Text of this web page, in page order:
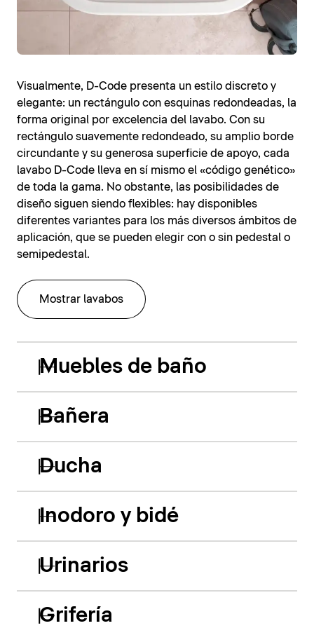
Visualmente, D-Code presenta un estilo discreto y
elegante: un rectángulo con esquinas redondeadas, la
forma original por excelencia del lavabo. Con su
rectángulo suavemente redondeado, su amplio borde
circundante y su generosa superficie de apoyo, cada
lavabo D-Code lleva en sí mismo el «código genético»
de toda la gama. No obstante, las posibilidades de
diseño siguen siendo flexibles: hay disponibles
diferentes variantes para los más diversos ámbitos de
aplicación, que se pueden elegir con o sin pedestal o
semipedestal.
Mostrar lavabos
Muebles de baño
Bañera
Ducha
Inodoro y bidé
Urinarios
Grifería